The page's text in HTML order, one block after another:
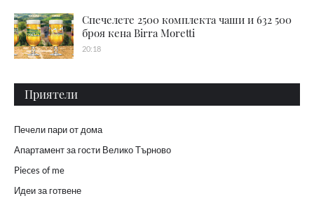
Спечелете 2500 комплекта чаши и 632 500
броя кена Birra Moretti
20:18
Приятели
Печели пари от дома
Апартамент за гости Велико Търново
Pieces of me
Идеи за готвене